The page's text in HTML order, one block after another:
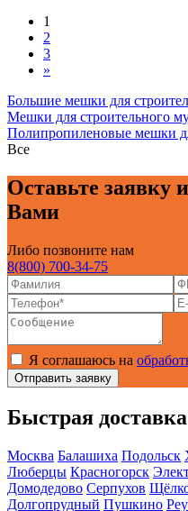
1
2
3
»
Большие мешки для
Мешки для строительного
Полипропиленовые мешки
Все
Оставьте заявку
Вами
Либо позвоните нам
8(800) 700-34-75
Я соглашаюсь на
Быстрая
Москва Балашиха Подольск
Люберцы Красногорск
Домодедово Серпухов
Долгопрудный Пушкино